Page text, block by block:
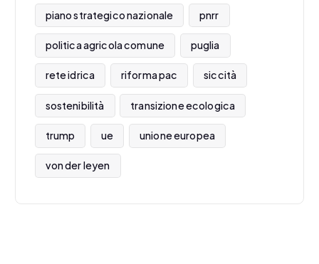
piano strategico nazionale pnrr
politica agricola comune puglia
rete idrica riforma pac siccità
sostenibilità transizione ecologica
trump ue unione europea
von der leyen